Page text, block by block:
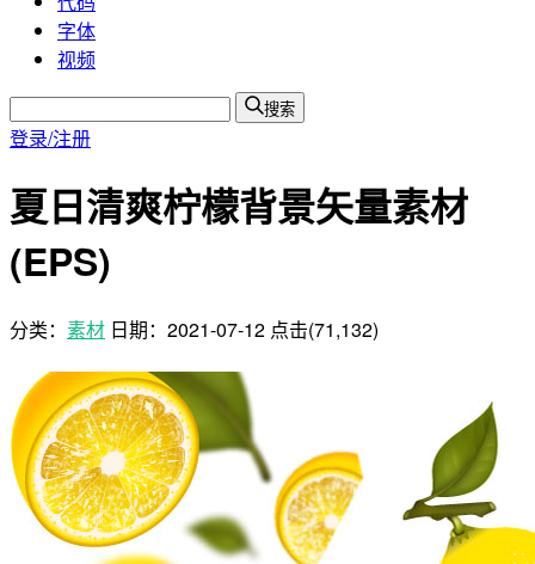
字体
视频
搜索
登录/注册
夏日清爽柠檬背景矢量素材
(EPS)
分类： 素材 日期： 2021-07-12 点击(71,132)